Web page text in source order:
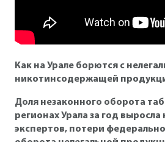
Как на Урале борются с
никотинсодержащей
Доля незаконного оборота
регионах Урала за год
экспертов, потери